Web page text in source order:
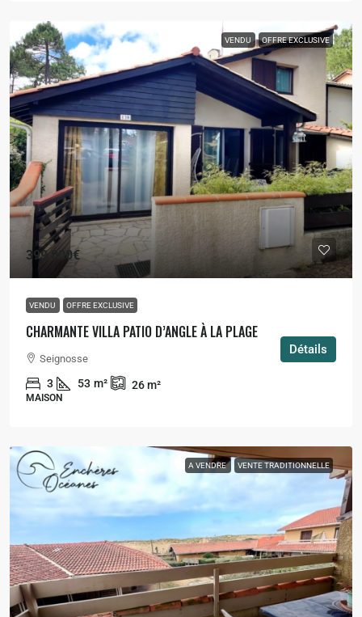
VENDU OFFRE EXCLUSIVE
399 000€
VENDU OFFRE EXCLUSIVE
CHARMANTE VILLA PATIO D’ANGLE À LA PLAGE
Seignosse
3 53 m² 26m²
MAISON
Détails
A VENDRE VENTE TRADITIONNELLE